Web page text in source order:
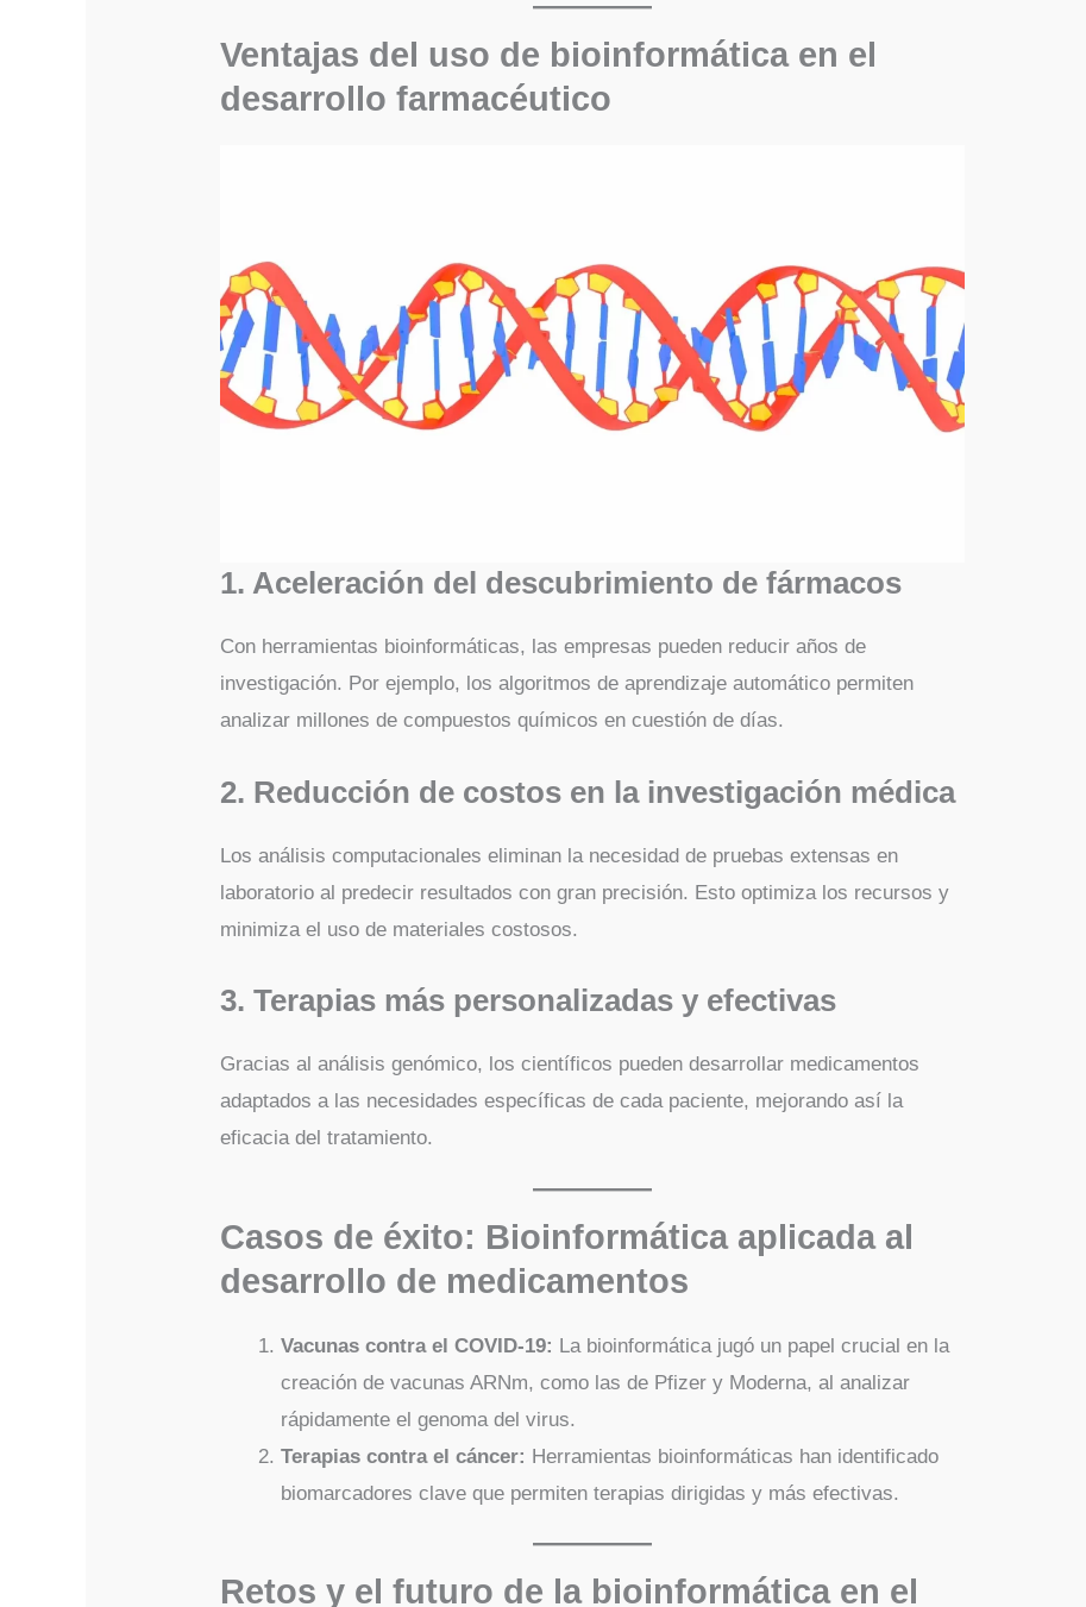
Ventajas del uso de bioinformática en el
desarrollo farmacéutico
1. Aceleración del descubrimiento de fármacos
Con herramientas bioinformáticas, las empresas pueden reducir años de
investigación. Por ejemplo, los algoritmos de aprendizaje automático permiten
analizar millones de compuestos químicos en cuestión de días.
2. Reducción de costos en la investigación médica
Los análisis computacionales eliminan la necesidad de pruebas extensas en
laboratorio al predecir resultados con gran precisión. Esto optimiza los recursos y
minimiza el uso de materiales costosos.
3. Terapias más personalizadas y efectivas
Gracias al análisis genómico, los científicos pueden desarrollar medicamentos
adaptados a las necesidades específicas de cada paciente, mejorando así la
eficacia del tratamiento.
Casos de éxito: Bioinformática aplicada al
desarrollo de medicamentos
Vacunas contra el COVID-19: La bioinformática jugó un papel crucial en la
creación de vacunas ARNm, como las de Pfizer y Moderna, al analizar
rápidamente el genoma del virus.
Terapias contra el cáncer: Herramientas bioinformáticas han identificado
biomarcadores clave que permiten terapias dirigidas y más efectivas.
Retos y el futuro de la bioinformática en el